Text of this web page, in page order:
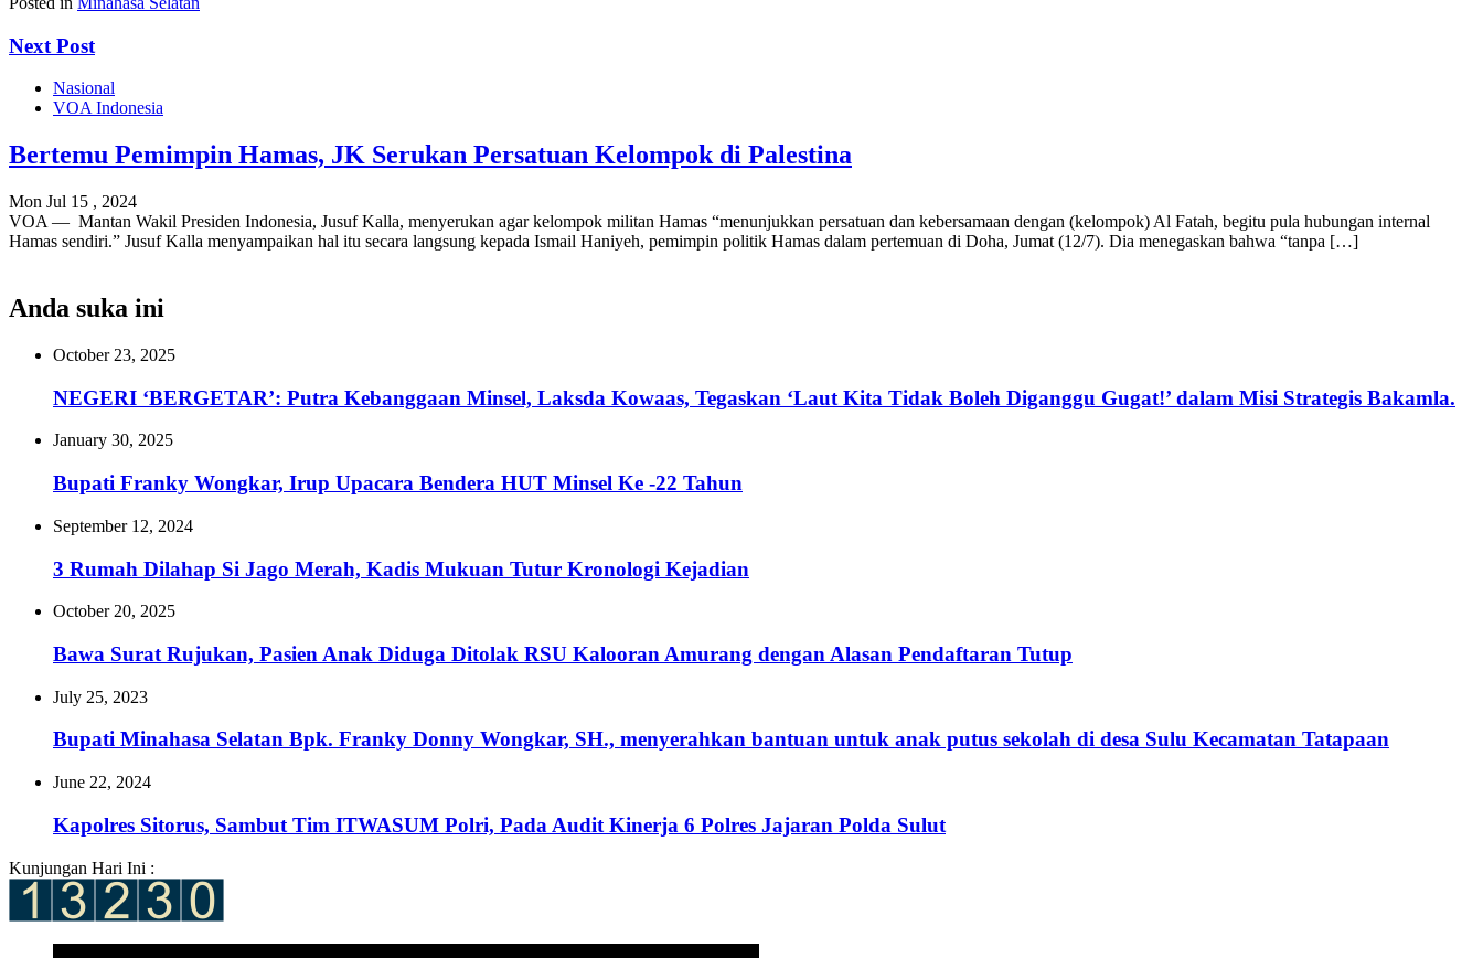
Next Post
Nasional
VOA Indonesia
Bertemu Pemimpin Hamas, JK Serukan Persatuan Kelompok di Palestina
Mon Jul 15 , 2024
VOA — Mantan Wakil Presiden Indonesia, Jusuf Kalla, menyerukan agar kelompok militan Hamas “menunjukkan persatuan dan kebersamaan dengan (kelompok) Al Fatah, begitu pula hubungan internal
Hamas sendiri.” Jusuf Kalla menyampaikan hal itu secara langsung kepada Ismail Haniyeh, pemimpin politik Hamas dalam pertemuan di Doha, Jumat (12/7). Dia menegaskan bahwa “tanpa […]
Anda suka ini
October 23, 2025
NEGERI ‘BERGETAR’: Putra Kebanggaan Minsel, Laksda Kowaas, Tegaskan ‘Laut Kita Tidak Boleh Diganggu Gugat!’ dalam Misi Strategis Bakamla.
January 30, 2025
Bupati Franky Wongkar, Irup Upacara Bendera HUT Minsel Ke -22 Tahun
September 12, 2024
3 Rumah Dilahap Si Jago Merah, Kadis Mukuan Tutur Kronologi Kejadian
October 20, 2025
Bawa Surat Rujukan, Pasien Anak Diduga Ditolak RSU Kalooran Amurang dengan Alasan Pendaftaran Tutup‎
July 25, 2023
Bupati Minahasa Selatan Bpk. Franky Donny Wongkar, SH., menyerahkan bantuan untuk anak putus sekolah di desa Sulu Kecamatan Tatapaan
June 22, 2024
Kapolres Sitorus, Sambut Tim ITWASUM Polri, Pada Audit Kinerja 6 Polres Jajaran Polda Sulut
Kunjungan Hari Ini :